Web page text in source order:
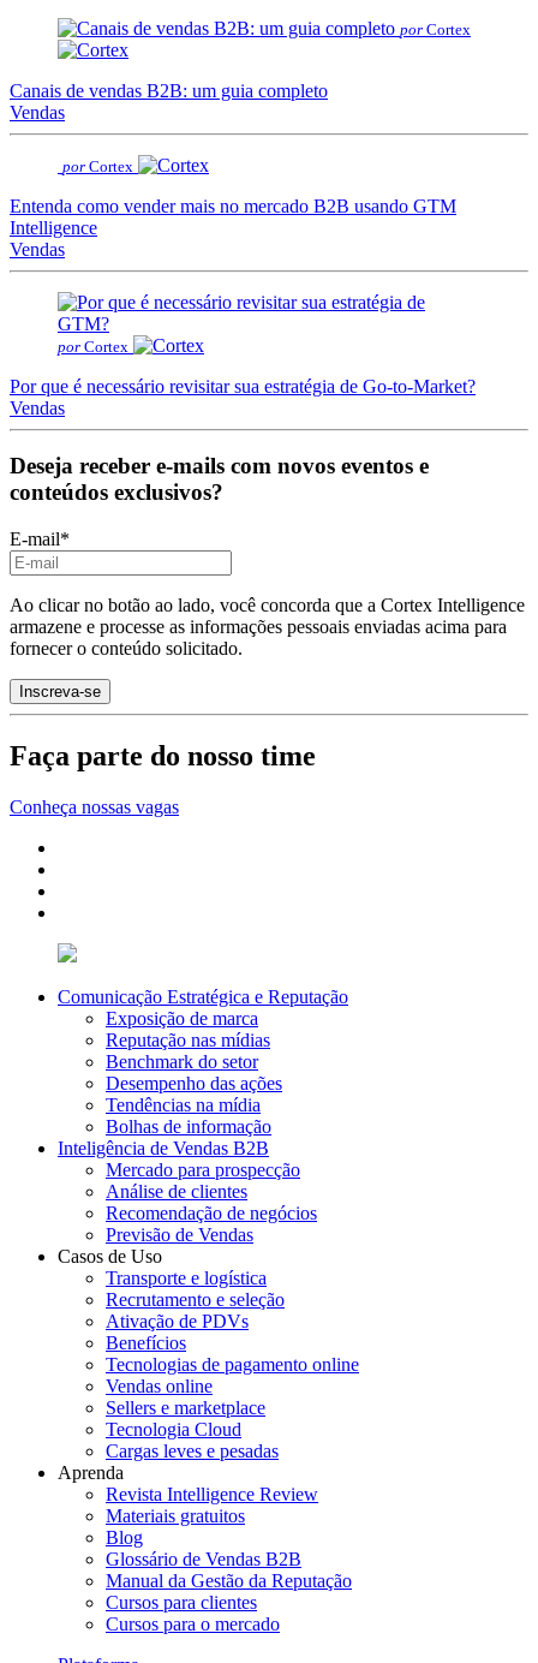
por Cortex
Canais de vendas B2B: um guia completo
Vendas
por Cortex
Entenda como vender mais no mercado B2B usando GTM
Intelligence
Vendas
por Cortex
Por que é necessário revisitar sua estratégia de Go-to-Market?
Vendas
Deseja receber e-mails com novos eventos e
conteúdos exclusivos?
E-mail*
Ao clicar no botão ao lado, você concorda que a Cortex Intelligence
armazene e processe as informações pessoais enviadas acima para
fornecer o conteúdo solicitado.
Faça parte do nosso time
Conheça nossas vagas
Comunicação Estratégica e Reputação
Exposição de marca
Reputação nas mídias
Benchmark do setor
Desempenho das ações
Tendências na mídia
Bolhas de informação
Inteligência de Vendas B2B
Mercado para prospecção
Análise de clientes
Recomendação de negócios
Previsão de Vendas
Casos de Uso
Transporte e logística
Recrutamento e seleção
Ativação de PDVs
Benefícios
Tecnologias de pagamento online
Vendas online
Sellers e marketplace
Tecnologia Cloud
Cargas leves e pesadas
Aprenda
Revista Intelligence Review
Materiais gratuitos
Blog
Glossário de Vendas B2B
Manual da Gestão da Reputação
Cursos para clientes
Cursos para o mercado